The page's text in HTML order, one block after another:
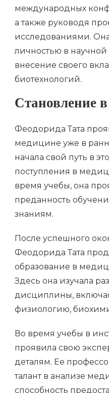
международных
а также руководя
исследованиями.
личностью в
внесение своего
биотехнологий.
Становление
Феодорида Тата
медицине уже в
начала свой путь в
поступления в
время учебы, она
преданность
знаниям.
После успешного
Феодорида Тата
образование в
Здесь она изучала
дисциплины,
физиологию,
Во время учебы в
проявила свою
деталям. Ее
талант в анализе
способность